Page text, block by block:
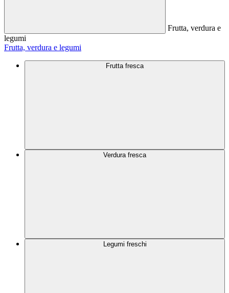
Frutta, verdura e
legumi
Frutta, verdura e legumi
Frutta fresca
Verdura fresca
Legumi freschi